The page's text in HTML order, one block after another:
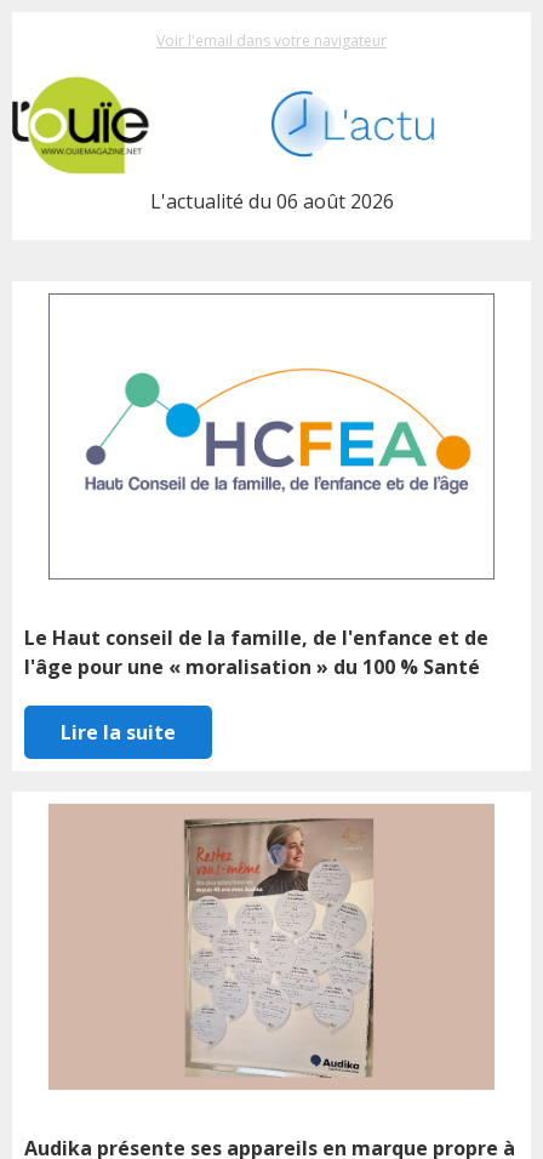
Voir l'email dans votre navigateur
L'actualité du 06 août 2026
Le Haut conseil de la famille, de l'enfance et de
l'âge pour une « moralisation » du 100 % Santé
Lire la suite
Audika présente ses appareils en marque propre à